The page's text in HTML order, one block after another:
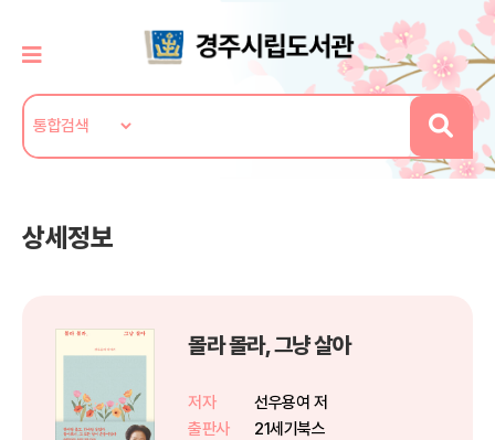
상세정보
몰라 몰라, 그냥 살아
저자
선우용여 저
출판사
21세기북스